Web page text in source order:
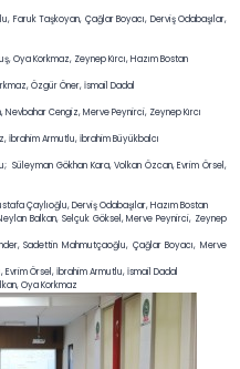
Faruk Taşkoyan, Çağlar Boyacı, Derviş Odabaşılar,
Oya Korkmaz, Zeynep Kırcı, Hazım Bostan
Özgür Öner, İsmail Dadal
Cengiz, Merve Peynirci, Zeynep Kırcı
İbrahim Armutlu, İbrahim Büyükbalcı
Süleyman Gökhan Kara, Volkan Özcan, Evrim Örsel,
Çaylıoğlu, Derviş Odabaşılar, Hazım Bostan
Balkan, Selçuk Göksel, Merve Peynirci, Zeynep
Sadettin Mahmutçaoğlu, Çağlar Boyacı, Merve
Örsel, İbrahim Armutlu, İsmail Dadal
Oya Korkmaz